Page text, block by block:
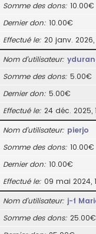
Somme des dons 10.00€
Dernier don 10.00€
Effectué le 20 janv. 2026,
Nom d’utilisateur
Somme des dons 5.00€
Dernier don 5.00€
Effectué le 24 déc. 2025,
Nom d’utilisateur pierjo
Somme des dons 10.00€
Dernier don 10.00€
Effectué le 09 mai 2024,
Nom d’utilisateur j-f
Somme des dons 25.00€